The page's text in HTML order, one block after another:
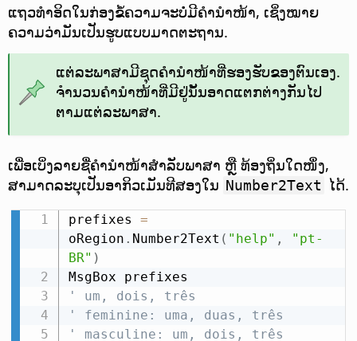
ແຖວທຳອິດໃນກ່ອງຂໍ້ຄວາມຈະບໍ່ມີຄຳນຳໜ້າ, ເຊິ່ງໝາຍ
ຄວາມວ່າມັນເປັນຮູບແບບມາດຕະຖານ.
ແຕ່ລະພາສາມີຊຸດຄຳນຳໜ້າທີ່ຮອງຮັບຂອງຕົນເອງ.
ຈຳນວນຄຳນຳໜ້າທີ່ມີຢູ່ນັ້ນອາດແຕກຕ່າງກັນໄປ
ຕາມແຕ່ລະພາສາ.
ເພື່ອເບິ່ງລາຍຊື່ຄຳນຳໜ້າສຳລັບພາສາ ຫຼື ທ້ອງຖິ່ນໃດໜຶ່ງ,
ສາມາດລະບຸເປັນອາກິວເມັນທີສອງໃນ Number2Text ໄດ້.
prefixes =
oRegion . Number2Text ( "help" ,
"pt-
BR" )
' um, dois, três
' feminine: uma, duas, três
' masculine: um, dois, três